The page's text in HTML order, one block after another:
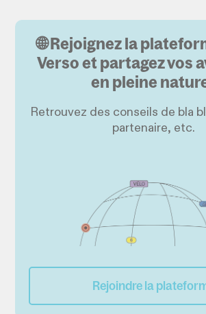
🌐 Rejoignez la
Verso et partagez vos
en pleine
Retrouvez des conseils de bla
partenaire, etc.
Rejoindre la